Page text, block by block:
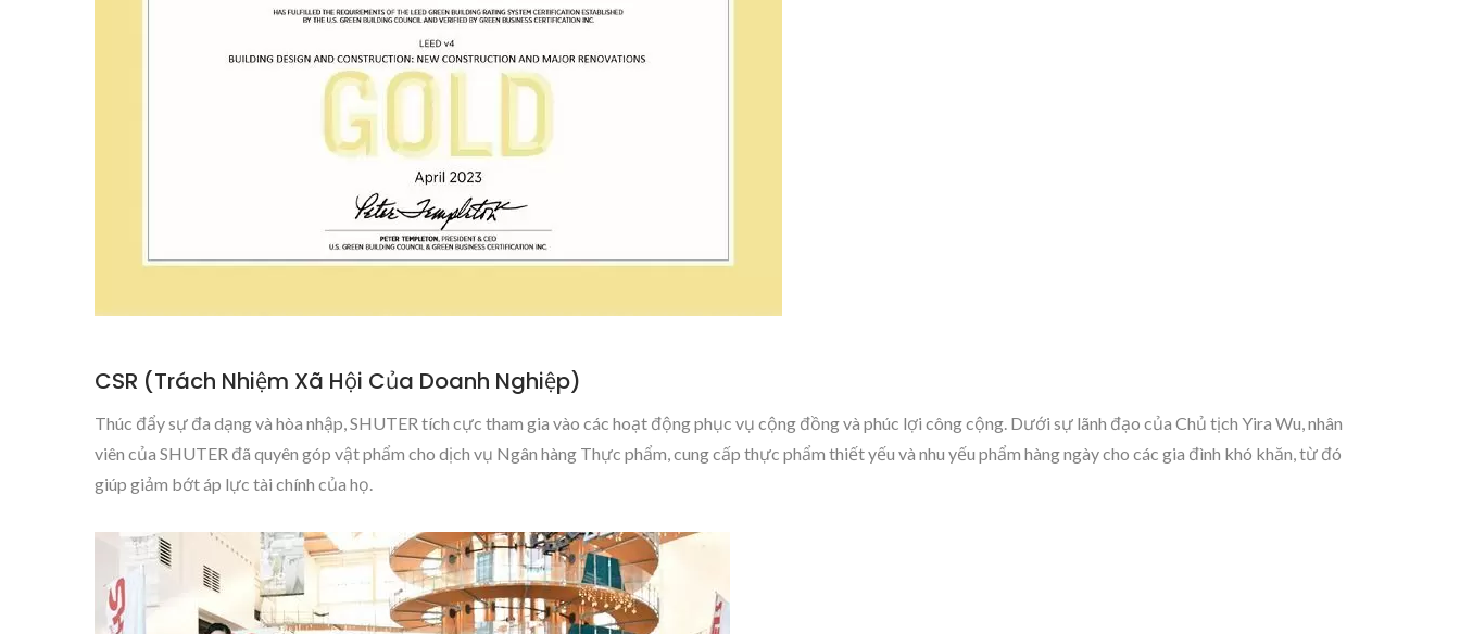
CSR (Trách Nhiệm Xã Hội Của Doanh Nghiệp)
Thúc đẩy sự đa dạng và hòa nhập, SHUTER tích cực tham gia vào các hoạt động phục vụ cộng đồng và phúc lợi công cộng. Dưới sự lãnh đạo của Chủ tịch Yira Wu, nhân
viên của SHUTER đã quyên góp vật phẩm cho dịch vụ Ngân hàng Thực phẩm, cung cấp thực phẩm thiết yếu và nhu yếu phẩm hàng ngày cho các gia đình khó khăn, từ đó
giúp giảm bớt áp lực tài chính của họ.